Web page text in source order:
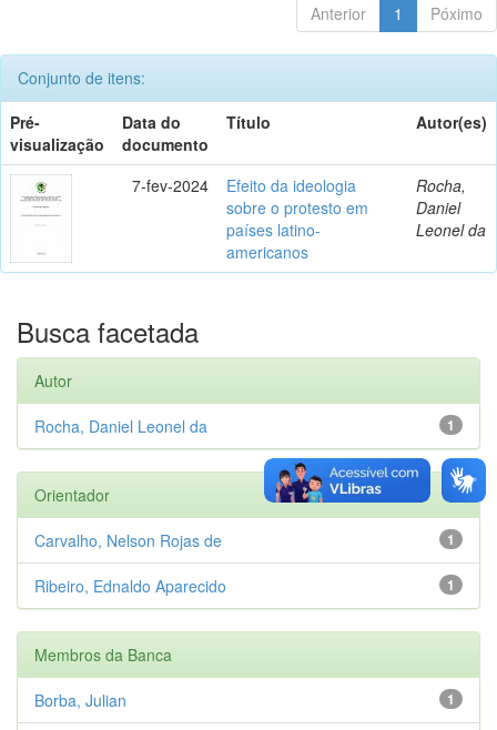
Anterior 1 Póximo
Conjunto de itens:
Pré-
visualização
Data do
documento
Título Autor(es)
7-fev-2024
Efeito da ideologia
sobre o protesto em
países latino-
americanos
Rocha,
Daniel
Leonel da
Busca facetada
Autor
1
Rocha, Daniel Leonel da
Orientador
1
Carvalho, Nelson Rojas de
1
Ribeiro, Ednaldo Aparecido
Membros da Banca
1
Borba, Julian